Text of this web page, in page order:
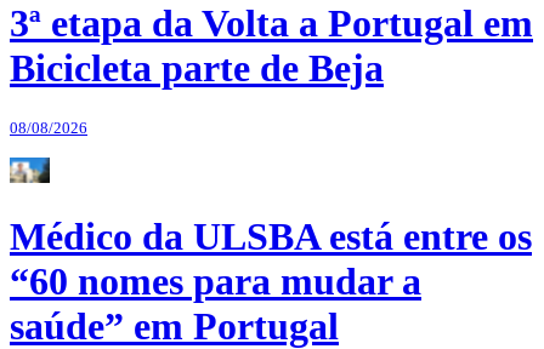
3ª etapa da Volta a Portugal em
Bicicleta parte de Beja
08/08/2026
Médico da ULSBA está entre os
“60 nomes para mudar a
saúde” em Portugal